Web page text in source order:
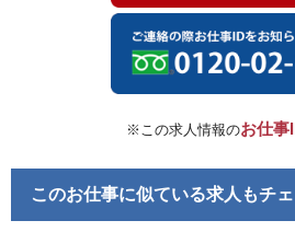
※この求人情報のお仕事
このお仕事に似ている求人もチェ